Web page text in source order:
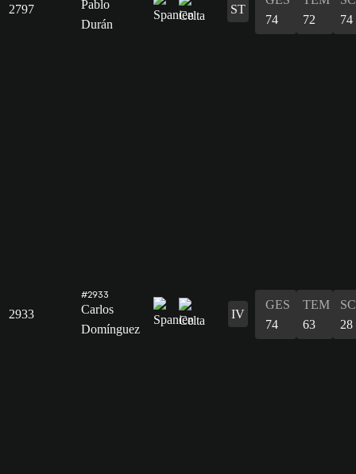
2797
Pablo
Durán
ST
74
72
74
2933
#2933
Carlos
Domínguez
IV
GES
74
TEM
63
28